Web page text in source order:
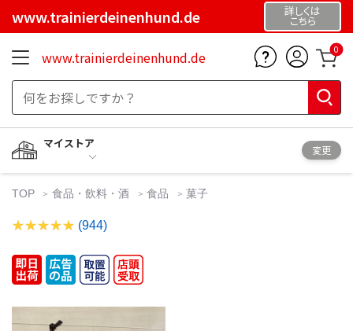
www.trainierdeinenhund.de 詳しくは
こちら
www.trainierdeinenhund.de 0
マイストア
変更
TOP 食品・飲料・酒 食品 菓子
(944)